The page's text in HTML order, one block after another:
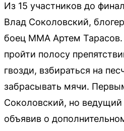
Из 15 участников до
Влад Соколовский,
боец ММА Артем
пройти полосу
гвозди, взбираться на
забрасывать мячи.
Соколовский, но ведущий
объявив о